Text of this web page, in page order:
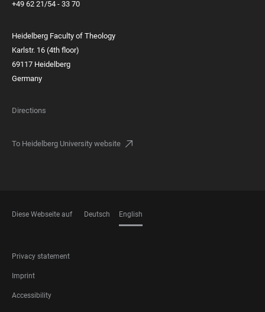
+49 62 21/54 - 33 70
Heidelberg Faculty of Theology
Karlstr. 16 (4th floor)
69117 Heidelberg
Germany
Directions
To Heidelberg University website
Diese Webseite auf Deutsch English
FOOTER
LEGAL
Privacy statement
Imprint
Accessibility